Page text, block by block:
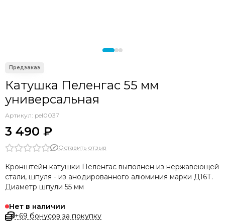
Катушка Пеленгас 55 мм
универсальная
Артикул: pel0037
3 490 ₽
Оставить отзыв
Кронштейн катушки Пеленгас выполнен из нержавеющей
стали, шпуля - из анодированного алюминия марки Д16Т.
Диаметр шпули 55 мм
Нет в наличии
+69 бонусов за покупку